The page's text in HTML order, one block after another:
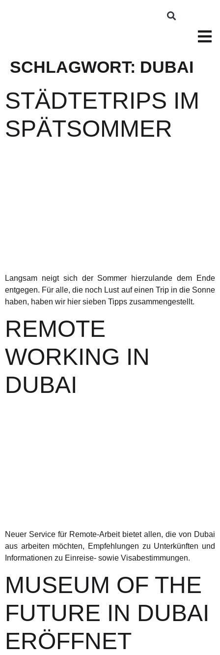
SCHLAGWORT: DUBAI
STÄDTETRIPS IM
SPÄTSOMMER
Langsam neigt sich der Sommer hierzulande dem Ende
entgegen. Für alle, die noch Lust auf einen Trip in die Sonne
haben, haben wir hier sieben Tipps zusammengestellt.
REMOTE
WORKING IN
DUBAI
Neuer Service für Remote-Arbeit bietet allen, die von Dubai
aus arbeiten möchten, Empfehlungen zu Unterkünften und
Informationen zu Einreise- sowie Visabestimmungen.
MUSEUM OF THE
FUTURE IN DUBAI
ERÖFFNET